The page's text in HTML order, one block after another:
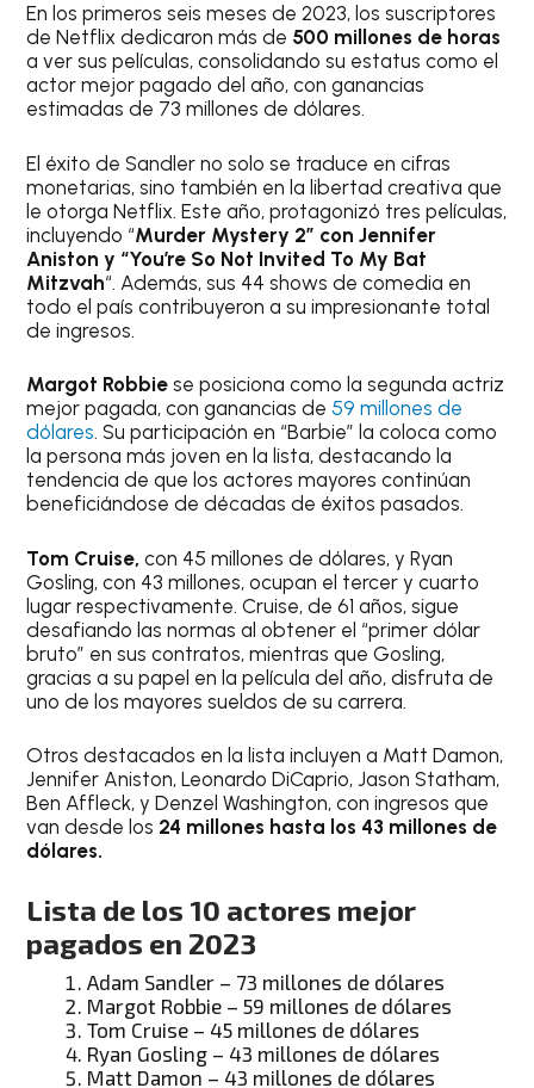
En los primeros seis meses de 2023, los suscriptores
de Netflix dedicaron más de 500 millones de horas
a ver sus películas, consolidando su estatus como el
actor mejor pagado del año, con ganancias
estimadas de 73 millones de dólares.
El éxito de Sandler no solo se traduce en cifras
monetarias, sino también en la libertad creativa que
le otorga Netflix. Este año, protagonizó tres películas,
incluyendo “Murder Mystery 2″ con Jennifer
Aniston y “You’re So Not Invited To My Bat
Mitzvah“. Además, sus 44 shows de comedia en
todo el país contribuyeron a su impresionante total
de ingresos.
Margot Robbie se posiciona como la segunda actriz
mejor pagada, con ganancias de59 millones de
dólares. Su participación en “Barbie” la coloca como
la persona más joven en la lista, destacando la
tendencia de que los actores mayores continúan
beneficiándose de décadas de éxitos pasados.
Tom Cruise,con 45 millones de dólares, y Ryan
Gosling, con 43 millones, ocupan el tercer y cuarto
lugar respectivamente. Cruise, de 61 años, sigue
desafiando las normas al obtener el “primer dólar
bruto” en sus contratos, mientras que Gosling,
gracias a su papel en la película del año, disfruta de
uno de los mayores sueldos de su carrera.
Otros destacados en la lista incluyen a Matt Damon,
Jennifer Aniston, Leonardo DiCaprio, Jason Statham,
Ben Affleck, y Denzel Washington, con ingresos que
van desde los 24 millones hasta los 43 millones de
dólares.
Lista de los 10 actores mejor
pagados en 2023
Adam Sandler – 73 millones de dólares
Margot Robbie – 59 millones de dólares
Tom Cruise – 45 millones de dólares
Ryan Gosling – 43 millones de dólares
Matt Damon – 43 millones de dólares